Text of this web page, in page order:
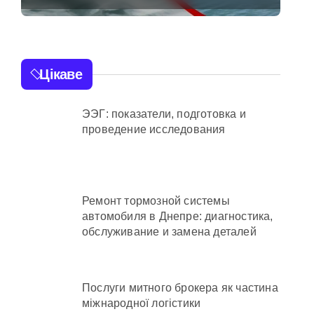
Державної служби зайнятості
бетонних укриттів
на понад 1,5 ГВт потужностей
атак
гнилі фрукти
тривожаться через
Цікаве
ЭЭГ: показатели, подготовка и
проведение исследования
Ремонт тормозной системы
автомобиля в Днепре: диагностика,
обслуживание и замена деталей
Послуги митного брокера як частина
міжнародної логістики